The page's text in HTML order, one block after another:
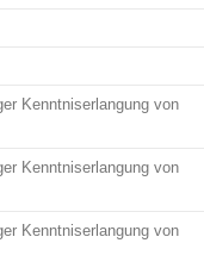
Kenntniserlangung von
Kenntniserlangung von
Kenntniserlangung von